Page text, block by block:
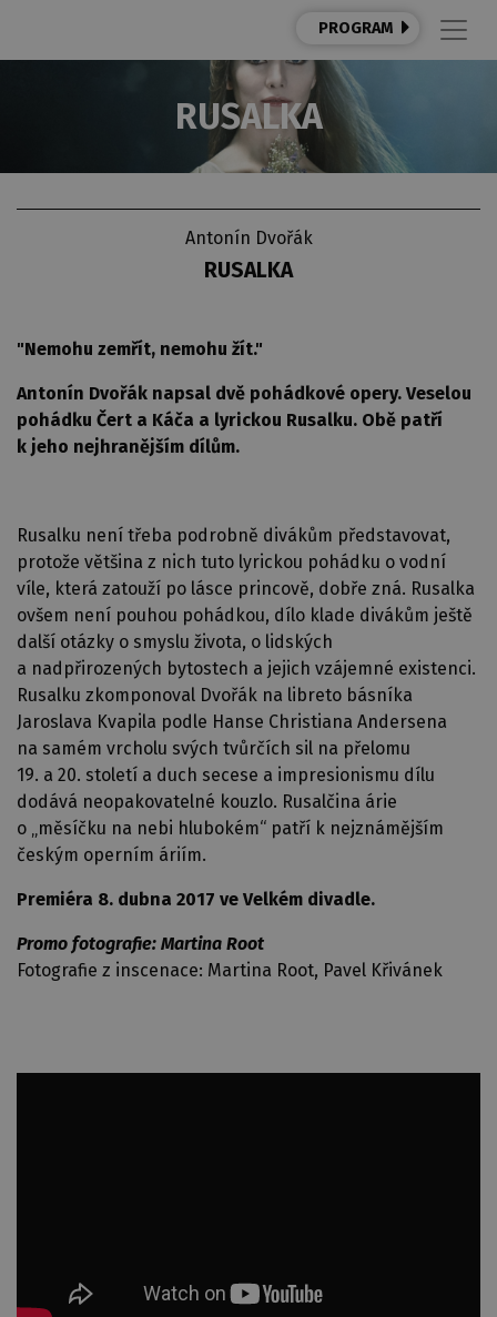
PROGRAM
RUSALKA
Antonín Dvořák
RUSALKA
"Nemohu zemřít, nemohu žít."
Antonín Dvořák napsal dvě pohádkové opery. Veselou
pohádku Čert a Káča a lyrickou Rusalku. Obě patří
k jeho nejhranějším dílům.
Rusalku není třeba podrobně divákům představovat,
protože většina z nich tuto lyrickou pohádku o vodní
víle, která zatouží po lásce princově, dobře zná. Rusalka
ovšem není pouhou pohádkou, dílo klade divákům ještě
další otázky o smyslu života, o lidských
a nadpřirozených bytostech a jejich vzájemné existenci.
Rusalku zkomponoval Dvořák na libreto básníka
Jaroslava Kvapila podle Hanse Christiana Andersena
na samém vrcholu svých tvůrčích sil na přelomu
19. a 20. století a duch secese a impresionismu dílu
dodává neopakovatelné kouzlo. Rusalčina árie
o „měsíčku na nebi hlubokém“ patří k nejznámějším
českým operním áriím.
Premiéra 8. dubna 2017 ve Velkém divadle.
Promo fotografie: Martina Root
Fotografie z inscenace: Martina Root, Pavel Křivánek